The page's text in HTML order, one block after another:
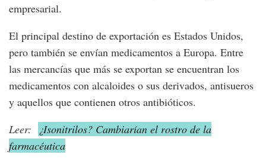
empresarial.
El principal destino de exportación es Estados Unidos,
pero también se envían medicamentos a Europa. Entre
las mercancías que más se exportan se encuentran los
medicamentos con alcaloides o sus derivados, antisueros
y aquellos que contienen otros antibióticos.
Leer:
¿Isonitrilos? Cambiarían el rostro de la
farmacéutica